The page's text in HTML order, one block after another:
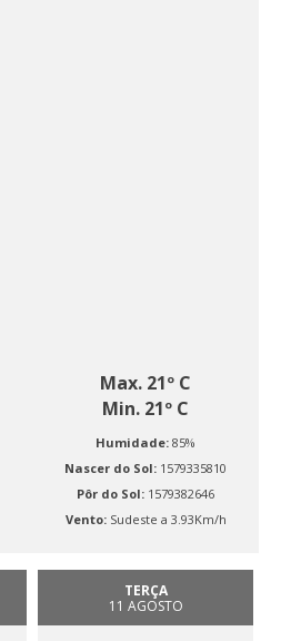
Max. 21º C
Min. 21º C
Humidade: 85%
Nascer do Sol: 1579335810
Pôr do Sol: 1579382646
Vento: Sudeste a 3.93Km/h
TERÇA
11 AGOSTO